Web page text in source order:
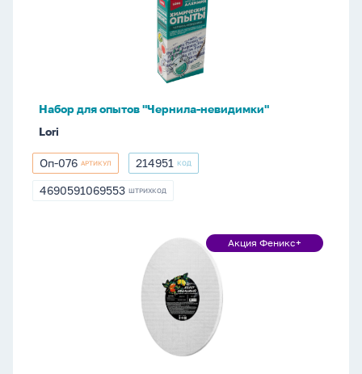
Набор для опытов "Чернила-невидимки"
Lori
Оп-076
Оп-076 АРТИКУЛ 214951
214951 КОД
4690591069553
4690591069553 ШТРИХКОД
Акция
Акция Феникс+